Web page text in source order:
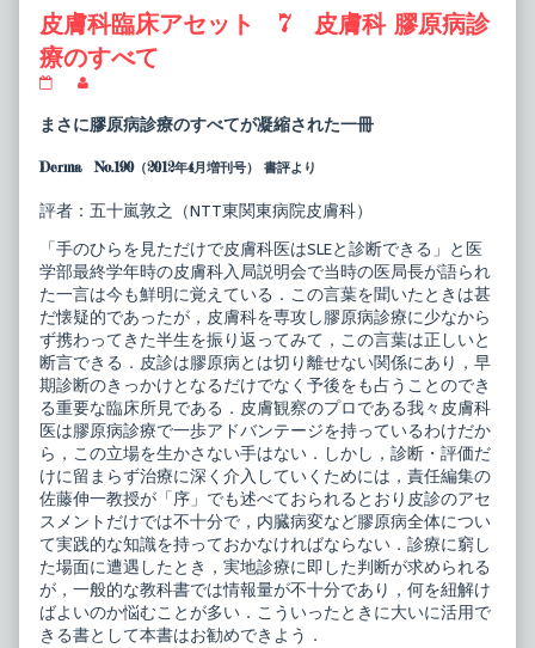
皮膚科臨床アセット 7 皮膚科 膠原病診
療のすべて
科
臨
ア
ッ
7
皮
膚
科
膠
原
病
診
療
の
す
べ
て
published
on
posts
by
author
皮
科
臨
床
ア
セ
ト
7
皮
膚
科
膠
原
病
診
療
の
す
べ
て,
まさに膠原病診療のすべてが凝縮された一冊
Derma No.190（2012年4月増刊号） 書評より
評者：五十嵐敦之（NTT東関東病院皮膚科）
「手のひらを見ただけで皮膚科医はSLEと診断できる」と医
学部最終学年時の皮膚科入局説明会で当時の医局長が語られ
た一言は今も鮮明に覚えている．この言葉を聞いたときは甚
だ懐疑的であったが，皮膚科を専攻し膠原病診療に少なから
ず携わってきた半生を振り返ってみて，この言葉は正しいと
断言できる．皮診は膠原病とは切り離せない関係にあり，早
期診断のきっかけとなるだけでなく予後をも占うことのでき
る重要な臨床所見である．皮膚観察のプロである我々皮膚科
医は膠原病診療で一歩アドバンテージを持っているわけだか
ら，この立場を生かさない手はない．しかし，診断・評価だ
けに留まらず治療に深く介入していくためには，責任編集の
佐藤伸一教授が「序」でも述べておられるとおり皮診のアセ
スメントだけでは不十分で，内臓病変など膠原病全体につい
て実践的な知識を持っておかなければならない．診療に窮し
た場面に遭遇したとき，実地診療に即した判断が求められる
が，一般的な教科書では情報量が不十分であり，何を紐解け
ばよいのか悩むことが多い．こういったときに大いに活用で
きる書として本書はお勧めできよう．